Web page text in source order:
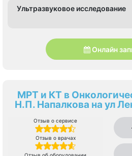
Ультразвуковое исследование
Онлайн
МРТ и КТ в
Н.П. Напалкова на ул
Отзыв о сервисе
Отзыв о врачах